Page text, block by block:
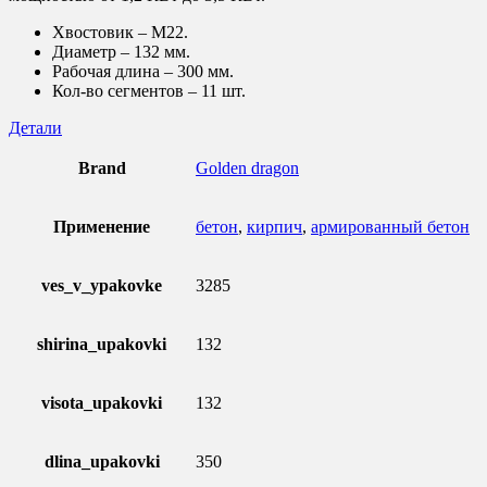
Хвостовик – M22.
Диаметр – 132 мм.
Рабочая длина – 300 мм.
Кол-во сегментов – 11 шт.
Детали
Brand Golden dragon
Применение бетон, кирпич, армированный бетон
ves_v_ypakovke 3285
shirina_upakovki 132
visota_upakovki 132
dlina_upakovki 350